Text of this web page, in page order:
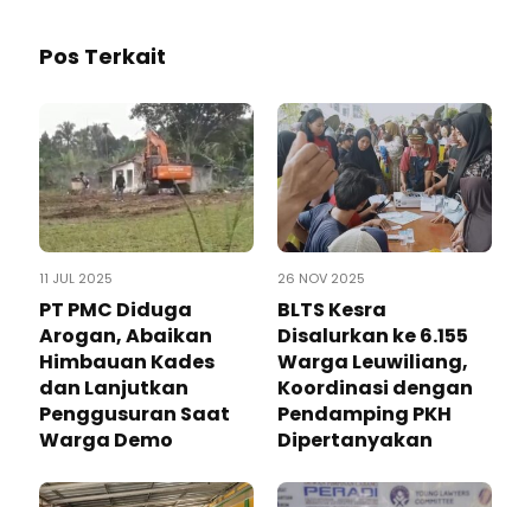
Pos Terkait
11 JUL 2025
PT PMC Diduga
Arogan, Abaikan
Himbauan Kades
dan Lanjutkan
Penggusuran Saat
Warga Demo
26 NOV 2025
BLTS Kesra
Disalurkan ke 6.155
Warga Leuwiliang,
Koordinasi dengan
Pendamping PKH
Dipertanyakan